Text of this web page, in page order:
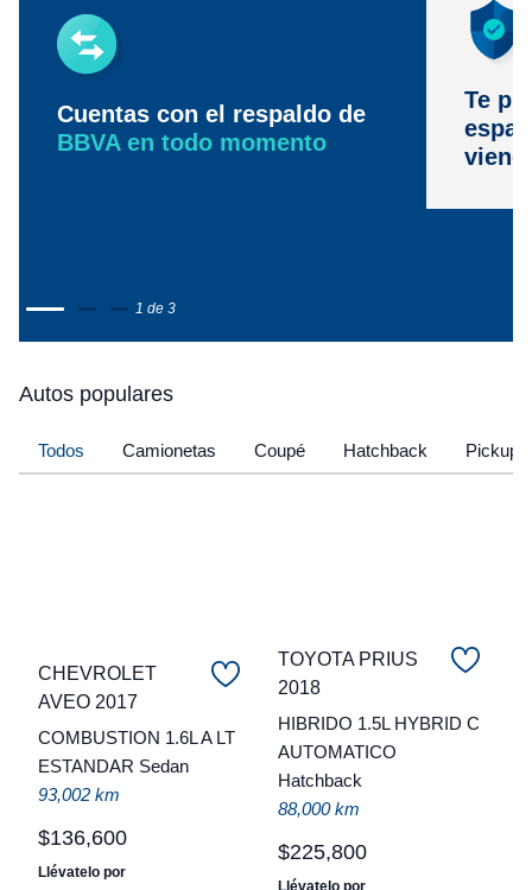
Cuentas con el respaldo de
BBVA en todo momento
Te
1 de 3
Autos populares
Todos Camionetas Coupé Hatchback Pickup
CHEVROLET
AVEO 2017
COMBUSTION 1.6L A LT
ESTANDAR Sedan
93,002 km
$136,600
Llévatelo por
TOYOTA PRIUS
2018
HIBRIDO 1.5L HYBRID C
AUTOMATICO
Hatchback
88,000 km
$225,800
Llévatelo por